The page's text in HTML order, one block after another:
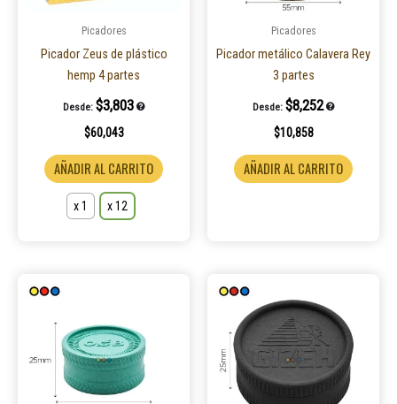
Picadores
Picador Zeus de plástico
hemp 4 partes
Desde: $3,803
$60,043
AÑADIR AL CARRITO
elegir
x 1 x 12
Picadores
Picador metálico Calavera Rey
3 partes
Desde: $8,252
$10,858
AÑADIR AL CARRITO